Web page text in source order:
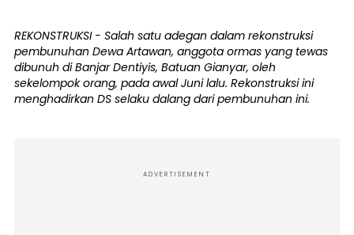
REKONSTRUKSI - Salah satu adegan dalam rekonstruksi
pembunuhan Dewa Artawan, anggota ormas yang tewas
dibunuh di Banjar Dentiyis, Batuan Gianyar, oleh
sekelompok orang, pada awal Juni lalu. Rekonstruksi ini
menghadirkan DS selaku dalang dari pembunuhan ini.
ADVERTISEMENT